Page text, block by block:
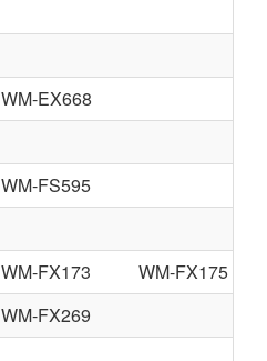
WM-EX668
WM-FS595
WM-FX173
WM-FX175
WM-FX269